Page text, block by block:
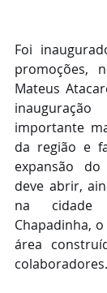
Foi
promoções,
Mateus
importante
da região e
expansão
deve abrir,
na cidade
Chapadinha,
área
colaboradores.